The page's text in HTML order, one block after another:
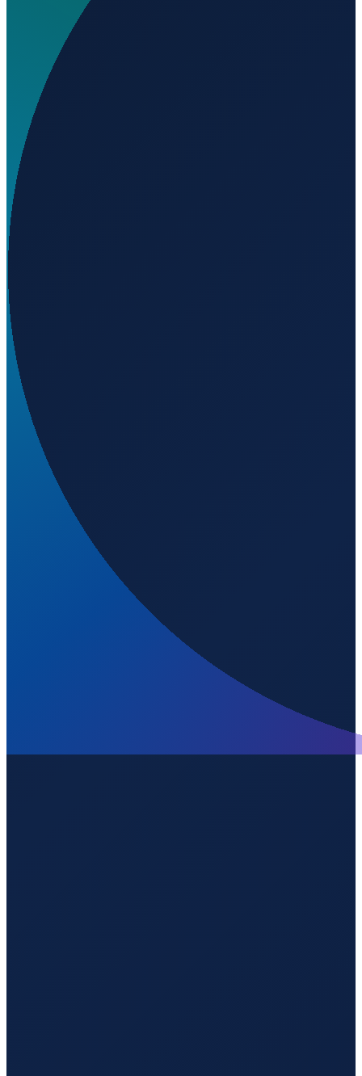
Wo liegt A J Flying Ranch Airport?
Auf welcher Höhe liegt A J Flying Ranch Airport?
Wird geladen...
50.45389
1052
Vancouver
Shenzhen